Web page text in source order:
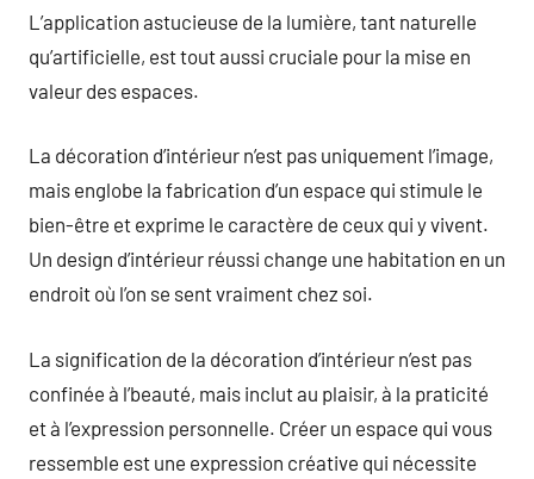
L’application astucieuse de la lumière, tant naturelle
qu’artificielle, est tout aussi cruciale pour la mise en
valeur des espaces.
La décoration d’intérieur n’est pas uniquement l’image,
mais englobe la fabrication d’un espace qui stimule le
bien-être et exprime le caractère de ceux qui y vivent.
Un design d’intérieur réussi change une habitation en un
endroit où l’on se sent vraiment chez soi.
La signification de la décoration d’intérieur n’est pas
confinée à l’beauté, mais inclut au plaisir, à la praticité
et à l’expression personnelle. Créer un espace qui vous
ressemble est une expression créative qui nécessite